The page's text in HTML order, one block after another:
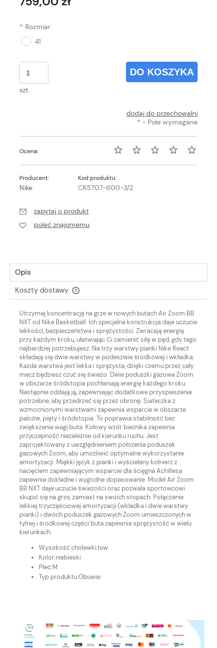
* Rozmiar:
41
szt.
DO KOSZYKA
dodaj do przechowalni
* - Pole wymagane
Ocena:
Producent:
Nike
Kod produktu:
CK5707-600-3/2
zapytaj o produkt
poleć znajomemu
Opis
Koszty dostawy
Cena nie zawiera ewentualnych kosztów płatności
Utrzymaj koncentrację na grze w nowych butach Air Zoom BB
NXT od Nike Basketball. Ich specjalna konstrukcja daje uczucie
lekkości, bezpieczeństwa i sprężystości. Zwracają energię
przy każdym kroku, ułatwiając Ci zamienić siłę w pęd, gdy tego
najbardziej potrzebujesz. Na trzy warstwy pianki Nike React
składają się dwie warstwy w podeszwie środkowej i wkładka.
Każda warstwa jest lekka i sprężysta, dzięki czemu przez cały
mecz będziesz czuć się świeżo. Dwie poduszki gazowe Zoom
w obszarze śródstopia pochłaniają energię każdego kroku.
Następnie oddają ją, zapewniając dodatkowe przyspieszenie
potrzebne, aby przedrzeć się przez obronę. Siateczka z
wzmocnionymi warstwami zapewnia wsparcie w obszarze
palców, pięty i śródstopia. To poprawia stabilność bez
zwiększania wagi buta. Kołowy wzór bieżnika zapewnia
przyczepność niezależnie od kierunku ruchu. Jest
zaprojektowany z uwzględnieniem położenia poduszek
gazowych Zoom, aby umożliwić optymalne wykorzystanie
amortyzacji. Miękki język z pianki i wyściełany kołnierz z
nacięciem zapewniającym wsparcie dla ścięgna Achillesa
zapewnia dokładne i wygodne dopasowanie. Model Air Zoom
BB NXT daje uczucie świeżości oraz pozwala sportowcowi
skupić się na grze, zamiast na swoich stopach. Połączenie
lekkiej trzyczęściowej amortyzacji (wkładka i dwie warstwy
pianki) i dwóch poduszek gazowych Zoom umieszczonych w
tylnej i środkowej części buta zapewnia sprężystość w wielu
kierunkach.
Wysokość cholewki:low
Kolor:niebieski
Płeć:M
Typ produktu:Obuwie